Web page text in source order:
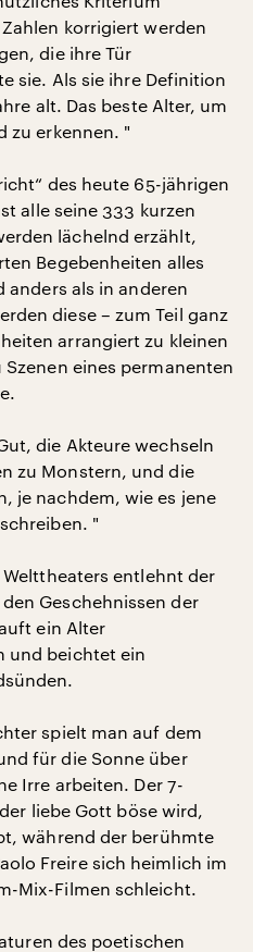
korrigiert werden
die ihre Tür
sie. Als sie ihre Definition
alt. Das beste Alter, um
zu erkennen. "
des heute 65-jährigen
alle seine 333 kurzen
lächelnd erzählt,
Begebenheiten alles
anders als in anderen
diese – zum Teil ganz
arrangiert zu kleinen
eines permanenten
die Akteure wechseln
zu Monstern, und die
je nachdem, wie es jene
"
Welttheaters entlehnt der
Geschehnissen der
ein Alter
und beichtet ein
spielt man auf dem
für die Sonne über
Irre arbeiten. Der 7-
liebe Gott böse wird,
während der berühmte
Freire sich heimlich im
Mix-Filmen schleicht.
des poetischen